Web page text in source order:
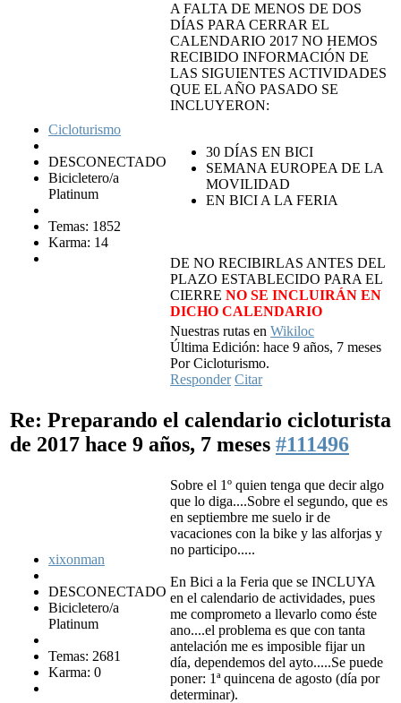
Cicloturismo
DESCONECTADO
Bicicletero/a
Platinum
Temas: 1852
Karma: 14
A FALTA DE MENOS DE DOS
DÍAS PARA CERRAR EL
CALENDARIO 2017 NO HEMOS
RECIBIDO INFORMACIÓN DE
LAS SIGUIENTES ACTIVIDADES
QUE EL AÑO PASADO SE
INCLUYERON:
30 DÍAS EN BICI
SEMANA EUROPEA DE LA
MOVILIDAD
EN BICI A LA FERIA
DE NO RECIBIRLAS ANTES DEL
PLAZO ESTABLECIDO PARA EL
CIERRE NO SE INCLUIRÁN EN
DICHO CALENDARIO
Nuestras rutas en Wikiloc
Última Edición: hace 9 años, 7 meses
Por Cicloturismo.
Responder Citar
Re: Preparando el calendario cicloturista
de 2017 hace 9 años, 7 meses #111496
xixonman
DESCONECTADO
Bicicletero/a
Platinum
Temas: 2681
Karma: 0
Sobre el 1º quien tenga que decir algo
que lo diga....Sobre el segundo, que es
en septiembre me suelo ir de
vacaciones con la bike y las alforjas y
no participo.....
En Bici a la Feria que se INCLUYA
en el calendario de actividades, pues
me comprometo a llevarlo como éste
ano....el problema es que con tanta
antelación me es imposible fijar un
día, dependemos del ayto.....Se puede
poner: 1ª quincena de agosto (día por
determinar).